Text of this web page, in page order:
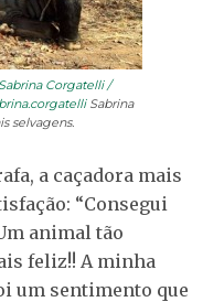
Corgatelli /
Sabrina
selvagens.
a caçadora mais
“Consegui
animal tão
feliz!! A minha
um sentimento que